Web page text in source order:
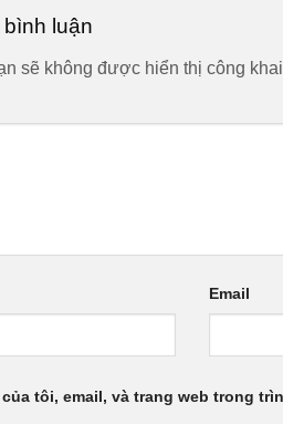
luận
sẽ không được hiển thị công
Email
tôi, email, và trang web trong